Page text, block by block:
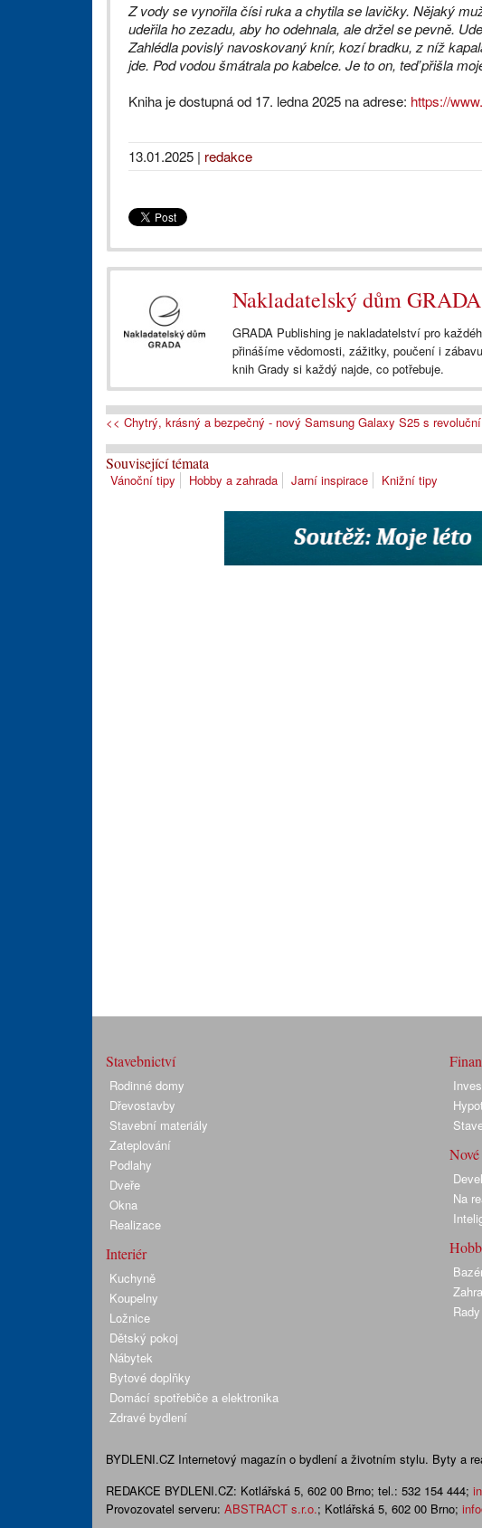
Z vody se vynořila čísi ruka a chytila se lavičky. Nějaký
udeřila ho zezadu, aby ho odehnala, ale držel se pevně.
Zahlédla povislý navoskovaný knír, kozí bradku, z níž
jde. Pod vodou šmátrala po kabelce. Je to on, teď přišla
Kniha je dostupná od 17. ledna 2025 na adrese: https://
13.01.2025 | redakce
Nakladatelský dům GRADA
GRADA Publishing je nakladatelství pro
přinášíme vědomosti, zážitky, poučení i
knih Grady si každý najde, co potřebuje.
<< Chytrý, krásný a bezpečný - nový Samsung Galaxy S25 s
Související témata
Vánoční tipy Hobby a zahrada Jarní inspirace Knižní tipy
Stavebnictví
Rodinné domy
Dřevostavby
Stavební materiály
Zateplování
Podlahy
Dveře
Okna
Realizace
Interiér
Kuchyně
Koupelny
Ložnice
Dětský pokoj
Nábytek
Bytové doplňky
Domácí spotřebiče a elektronika
Zdravé bydlení
Na
BYDLENI.CZ Internetový magazín o bydlení a životním stylu. Byty a
REDAKCE BYDLENI.CZ: Kotlářská 5, 602 00 Brno; tel.: 532 154 444;
Provozovatel serveru: ABSTRACT s.r.o.; Kotlářská 5, 602 00 Brno;